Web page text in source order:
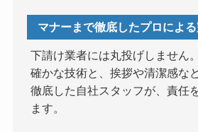
マナーまで徹底したプロによ
下請け業者には丸投げしません。
確かな技術と、挨拶や清潔感な
徹底した自社スタッフが、責任
ます。